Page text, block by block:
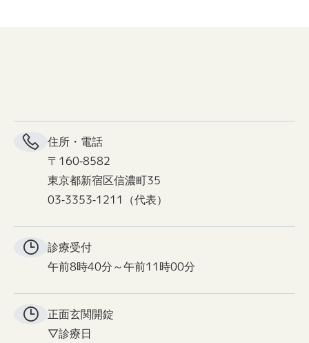
住所・電話
〒160-8582
東京都新宿区信濃町35
03-3353-1211（代表）
診療受付
午前8時40分～午前11時00分
正面玄関開錠
▽診療日